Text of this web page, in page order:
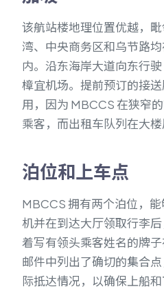
该航站楼地理位置优越，
湾、中央商务区和乌节路均
内。沿东海岸大道向东行
樟宜机场。提前预订的接
用，因为 MBCCS 在狭窄
乘客，而出租车队列在大楼
泊位和上车点
MBCCS 拥有两个泊位，
机并在到达大厅领取行李
着写有领头乘客姓名的牌
邮件中列出了确切的集合
际抵达情况，以确保上船和